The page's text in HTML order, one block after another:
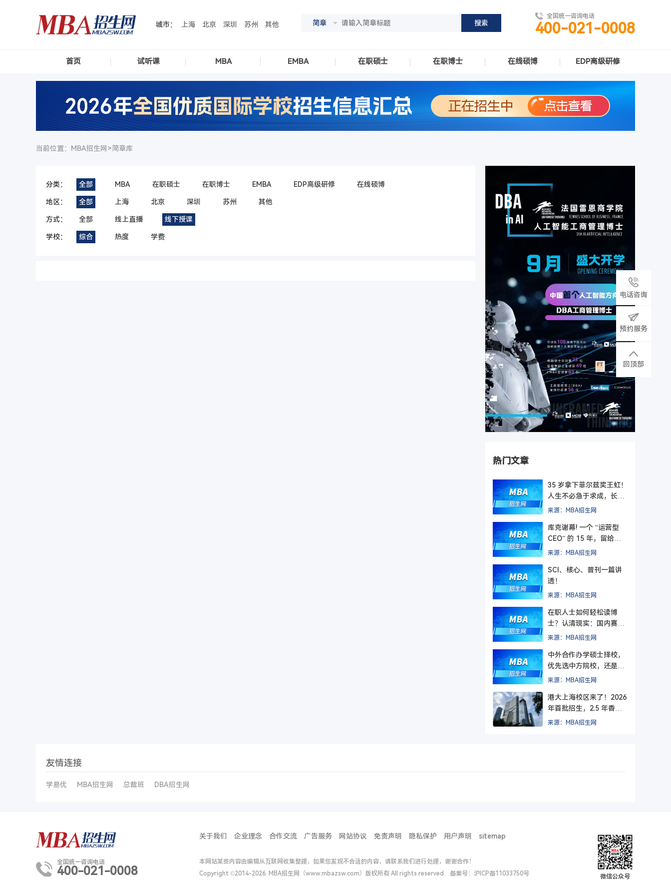
城市： 上海 北京 深圳 苏州 其他 简章
全国统一咨询电话
400-021-0008
首页 试听课 MBA EMBA 在职硕士 在职博士 在线硕博 EDP高级研修
当前位置：MBA招生网>简章库
分类： 全部 MBA 在职硕士 在职博士 EMBA EDP高级研修 在线硕博
地区： 全部 上海 北京 深圳 苏州 其他
方式： 全部 线上直播 线下授课
学校： 综合 热度 学费
热门文章
35 岁拿下菲尔兹奖王虹！
人生不必急于求成，长期
主义终有回响
来源：MBA招生网
库克谢幕! 一个 “运营型
CEO” 的 15 年，留给管
理者的最后一课
来源：MBA招生网
SCI、核心、普刊一篇讲
透！
来源：MBA招生网
在职人士如何轻松读博
士？认清现实：国内赛道
难在入学，更难毕业
来源：MBA招生网
中外合作办学硕士择校，
优先选中方院校，还是外
方院校？
来源：MBA招生网
港大上海校区来了！2026
年首批招生，2.5 年香港
+ 1.5 年上海，毕业后拿
来源：MBA招生网
友情连接
学易优 MBA招生网 总裁班 DBA招生网
全国统一咨询电话
400-021-0008
关于我们 企业理念 合作交流 广告服务 网站协议 免责声明 隐私保护 用户声明 sitemap
本网站某些内容由编辑从互联网收集整理，如果您发现不合适的内容，请联系我们进行处理，谢谢合作！
Copyright ©2014-2026. MBA招生网（www.mbazsw.com）版权所有 All rights reserved. 备案号：
沪ICP备11033750号 微信公众号
电话咨询
预约服务
回顶部